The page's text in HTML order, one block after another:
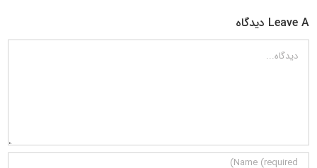
Leave A دیدگاه
دیدگاه